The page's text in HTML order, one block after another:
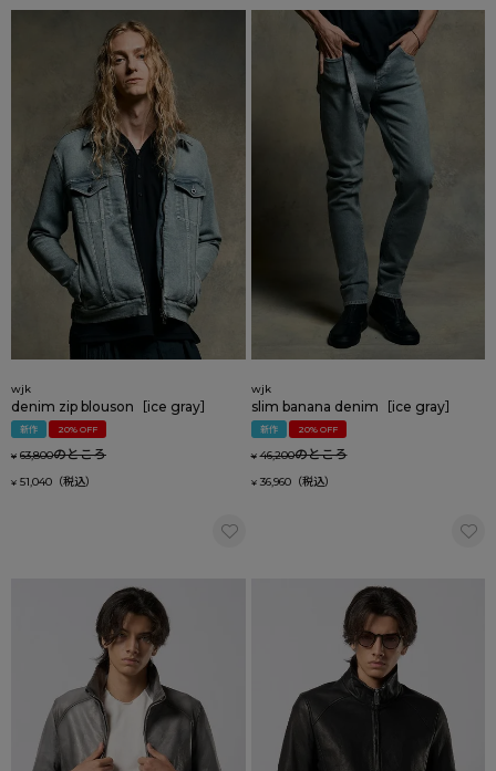
wjk
denim zip blouson［ice gray］
新作 20% OFF
¥ 63,800のところ
¥ 51,040
wjk
slim banana denim［ice gray］
新作 20% OFF
¥ 46,200のところ
¥ 36,960